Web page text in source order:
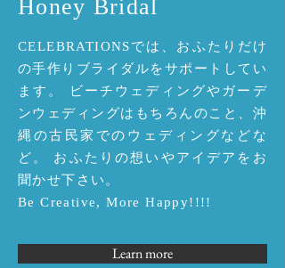
Honey Bridal
CELEBRATIONSでは、おふたりだけ
の手作りブライダルをサポートしてい
ます。 ビーチウェディングやガーデ
ンウェディングはもちろんのこと、沖
縄の古民家でのウェディングなどな
ど。 おふたりの想いやアイデアをお
聞かせ下さい。
Be Creative, More Happy!!!!
Learn more